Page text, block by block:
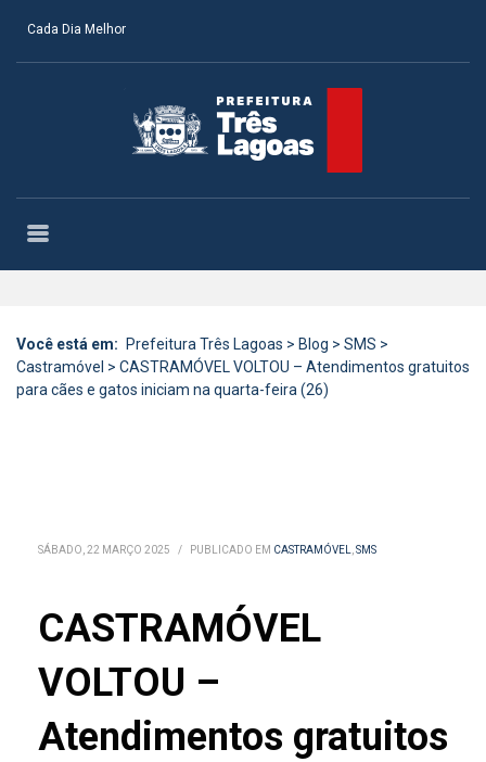
Cada Dia Melhor
Você está em: Prefeitura Três Lagoas > Blog > SMS >
Castramóvel > CASTRAMÓVEL VOLTOU – Atendimentos gratuitos
para cães e gatos iniciam na quarta-feira (26)
SÁBADO, 22 MARÇO 2025 / PUBLICADO EM CASTRAMÓVEL,SMS
CASTRAMÓVEL
VOLTOU –
Atendimentos gratuitos